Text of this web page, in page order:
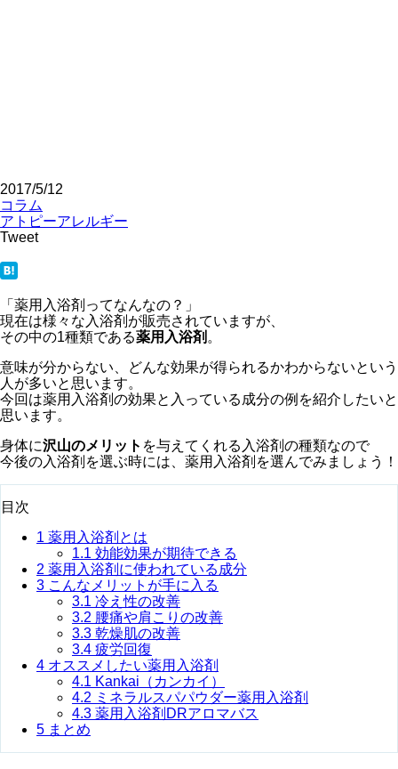
2017/5/12
コラム
アトピーアレルギー
Tweet
「薬用入浴剤ってなんなの？」
現在は様々な入浴剤が販売されていますが、
その中の1種類である薬用入浴剤 。
意味が分からない、どんな効果が得られるかわからないという
人が多いと思います。
今回は薬用入浴剤の効果と入っている成分の例を紹介したいと
思います。
身体に沢山のメリット を与えてくれる入浴剤の種類なので
今後の入浴剤を選ぶ時には、薬用入浴剤を選んでみましょう！
目次
1 薬用入浴剤とは
1.1 効能効果が期待できる
2 薬用入浴剤に使われている成分
3 こんなメリットが手に入る
3.1 冷え性の改善
3.2 腰痛や肩こりの改善
3.3 乾燥肌の改善
3.4 疲労回復
4 オススメしたい薬用入浴剤
4.1 Kankai（カンカイ）
4.2 ミネラルスパパウダー薬用入浴剤
4.3 薬用入浴剤DRアロマバス
5 まとめ